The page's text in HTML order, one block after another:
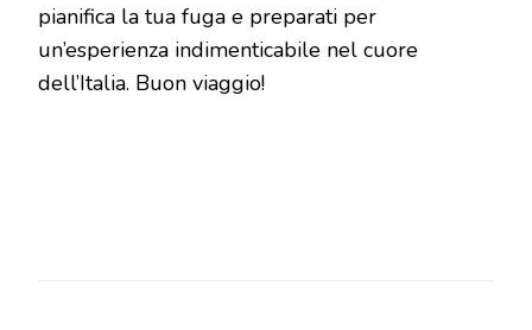
pianifica la tua fuga e preparati per
un’esperienza indimenticabile nel cuore
dell’Italia. Buon viaggio!